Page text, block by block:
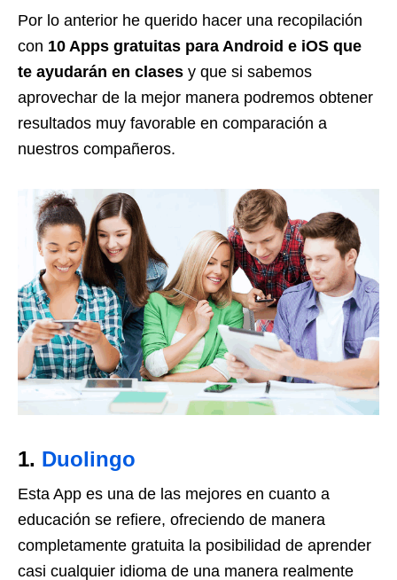
Por lo anterior he querido hacer una recopilación
con 10 Apps gratuitas para Android e iOS que
te ayudarán en clases y que si sabemos
aprovechar de la mejor manera podremos obtener
resultados muy favorable en comparación a
nuestros compañeros.
1. Duolingo
Esta App es una de las mejores en cuanto a
educación se refiere, ofreciendo de manera
completamente gratuita la posibilidad de aprender
casi cualquier idioma de una manera realmente